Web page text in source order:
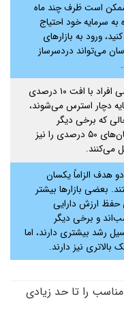
ممکن است ظرف چند ماه
به سرمایه خود احتیاج
ورود به بازارهای
می‌تواند دردسرساز
بعضی افراد با افت ۱۰ درصدی
دچار استرس می‌شوند،
که برخی دیگر
نوسان‌های ۵۰ درصدی را نیز
می‌کنند.
هدف الزاماً یکسان
بعضی بازارها بیشتر
حفظ ارزش دارایی
و برخی دیگر
رشد بیشتری دارند، اما
بالاتری نیز دارند.
را تا حد زیادی